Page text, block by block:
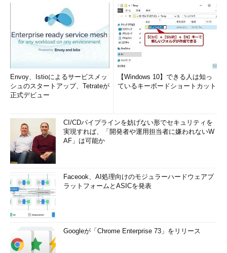
Envoy、Istioによるサービスメッ
シュのスタートアップ、Tetrateが
正式デビュー
【Windows 10】できる人は知っ
ているキーボードショートカット
CI/CDパイプラインを妨げない形でセキュリティを
実現すれば、「開発者や運用担当者に嫌われないW
AF」は可能か
Faceook、AI処理向けのモジュラーハードウェアプ
ラットフォームとASICを発表
Googleが「Chrome Enterprise 73」をリリース